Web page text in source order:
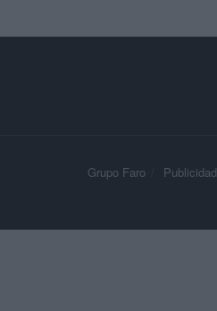
Grupo Faro Publicidad